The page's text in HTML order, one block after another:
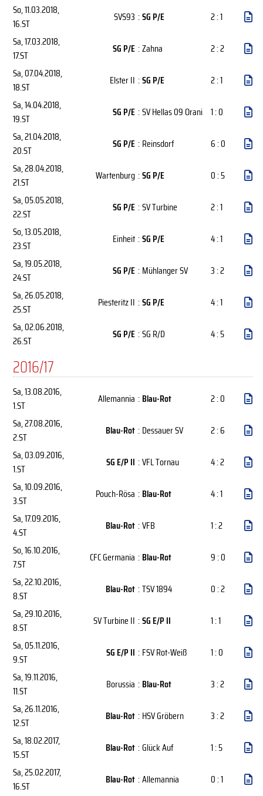
So, 11.03.2018,
16.ST
SVS93 :SG P/E
2 : 1
Sa, 17.03.2018,
17.ST
SG P/E :Zahna
2 : 2
Sa, 07.04.2018,
18.ST
Elster II :SG P/E
2 : 1
Sa, 14.04.2018,
19.ST
SG P/E :SV Hellas 09 Orani 1 : 0
Sa, 21.04.2018,
20.ST
SG P/E : Reinsdorf
6 : 0
Sa, 28.04.2018,
21.ST
Wartenburg :SG P/E
0 : 5
Sa, 05.05.2018,
22.ST
SG P/E :SV Turbine
2 : 1
So, 13.05.2018,
23.ST
Einheit :SG P/E
4 : 1
Sa, 19.05.2018,
24.ST
SG P/E : Mühlanger SV
3 : 2
Sa, 26.05.2018,
25.ST
Piesteritz II :SG P/E
4 : 1
Sa, 02.06.2018,
26.ST
SG P/E :SG R/D 4 : 5
2016/17
Sa, 13.08.2016,
1.ST
Allemannia : Blau-Rot
2 : 0
Sa, 27.08.2016,
2.ST
Blau-Rot : Dessauer SV
2 : 6
Sa, 03.09.2016,
1.ST
SG E/P II :VFL Tornau
4 : 2
Sa, 10.09.2016,
3.ST
Pouch-Rösa : Blau-Rot
4 : 1
Sa, 17.09.2016,
4.ST
Blau-Rot :VFB
1 : 2
So, 16.10.2016,
7.ST
CFC Germania : Blau-Rot
9 : 0
Sa, 22.10.2016,
8.ST
Blau-Rot :TSV 1894
0 : 2
Sa, 29.10.2016,
8.ST
SV Turbine II :SG E/P II
1 : 1
Sa, 05.11.2016,
9.ST
SG E/P II : FSV Rot-Weiß
1 : 0
Sa, 19.11.2016,
11.ST
Borussia : Blau-Rot
3 : 2
Sa, 26.11.2016,
12.ST
Blau-Rot : HSV Gröbern
3 : 2
Sa, 18.02.2017,
15.ST
Blau-Rot :Glück Auf
1 : 5
Sa, 25.02.2017,
16.ST
Blau-Rot :Allemannia
0 : 1